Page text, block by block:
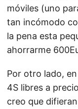
móviles (uno
tan incómodo
la pena esta
ahorrarme
Por otro lado,
4S libres a
creo que